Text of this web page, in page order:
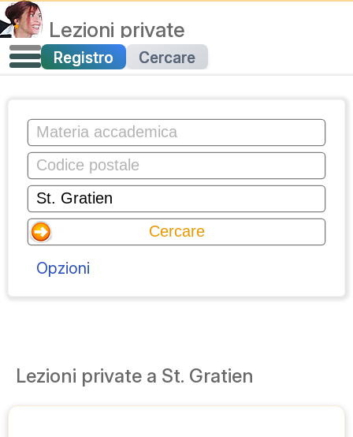
Lezioni private
Registro Cercare
Opzioni
Lezioni private a St. Gratien